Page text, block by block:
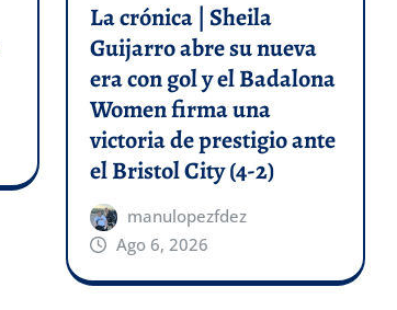
La crónica | Sheila
Guijarro abre su nueva
era con gol y el Badalona
Women firma una
victoria de prestigio ante
el Bristol City (4-2)
manulopezfdez
Ago 6, 2026